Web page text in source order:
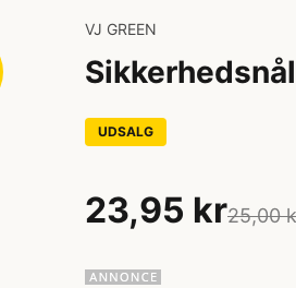
VJ GREEN
UDSALG
23,95 kr25,00